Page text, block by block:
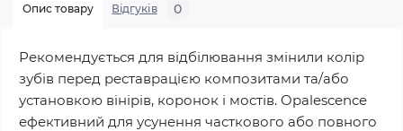
Опис товару Відгуків 0
Рекомендується для відбілювання змінили колір
зубів перед реставрацією композитами та/або
установкою вінірів, коронок і мостів. Opalescence
ефективний для усунення часткового або повного